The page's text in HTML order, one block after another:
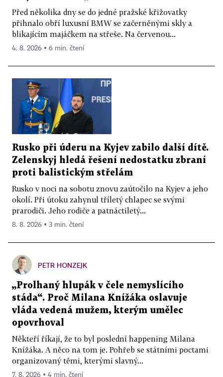
Před několika dny se do jedné pražské křižovatky
přihnalo obří luxusní BMW se začerněnými skly a
blikajícím majáčkem na střeše. Na červenou...
4. 8. 2026 ▪ 6 min. čtení
Rusko při úderu na Kyjev zabilo další dítě.
Zelenskyj hledá řešení nedostatku zbraní
proti balistickým střelám
Rusko v noci na sobotu znovu zaútočilo na Kyjev a jeho
okolí. Při útoku zahynul tříletý chlapec se svými
prarodiči. Jeho rodiče a patnáctiletý...
8. 8. 2026 ▪ 3 min. čtení
PETR HONZEJK
„Prolhaný hlupák v čele nemyslícího
stáda“. Proč Milana Knížáka oslavuje
vláda vedená mužem, kterým umělec
opovrhoval
Někteří říkají, že to byl poslední happening Milana
Knížáka. A něco na tom je. Pohřeb se státními poctami
organizovaný těmi, kterými slavný...
7. 8. 2026 ▪ 4 min. čtení